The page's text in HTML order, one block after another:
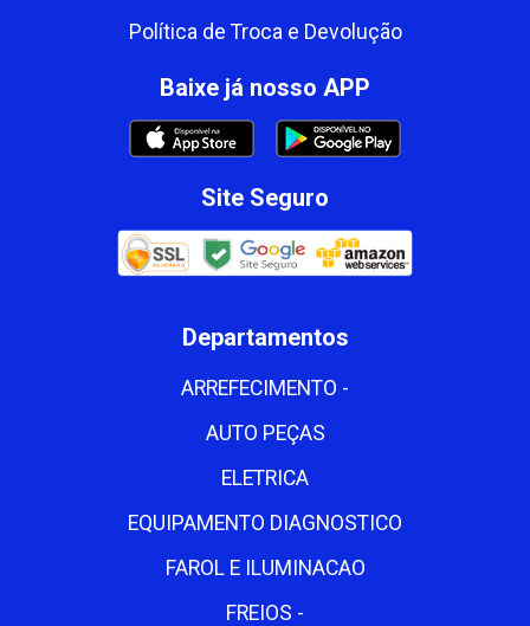
Política de Troca e Devolução
Baixe já nosso APP
Site Seguro
Departamentos
ARREFECIMENTO -
AUTO PEÇAS
ELETRICA
EQUIPAMENTO DIAGNOSTICO
FAROL E ILUMINACAO
FREIOS -